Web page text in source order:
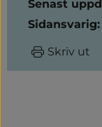
Senast
Sidansvarig:
Skriv ut